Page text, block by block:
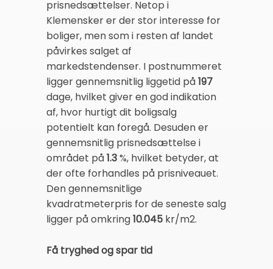
prisnedsættelser. Netop i
Klemensker er der stor interesse for
boliger, men som i resten af landet
påvirkes salget af
markedstendenser. I postnummeret
ligger gennemsnitlig liggetid på197
dage, hvilket giver en god indikation
af, hvor hurtigt dit boligsalg
potentielt kan foregå. Desuden er
gennemsnitlig prisnedsættelse i
området på1.3%, hvilket betyder, at
der ofte forhandles på prisniveauet.
Den gennemsnitlige
kvadratmeterpris for de seneste salg
ligger på omkring10.045 kr/m2.
Få tryghed og spar tid